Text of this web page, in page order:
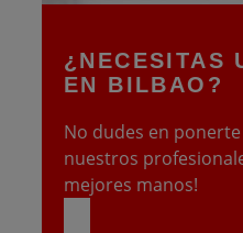
¿ NECESITAS
EN BILBAO?
No dudes en
nuestros
mejores manos!